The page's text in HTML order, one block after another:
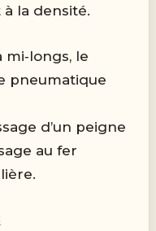
la densité.
le
pneumatique
d’un peigne
au fer